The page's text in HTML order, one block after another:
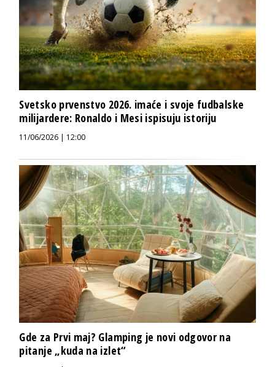
Svetsko prvenstvo 2026. imaće i svoje fudbalske
milijardere: Ronaldo i Mesi ispisuju istoriju
11/06/2026 | 12:00
Gde za Prvi maj? Glamping je novi odgovor na
pitanje „kuda na izlet“